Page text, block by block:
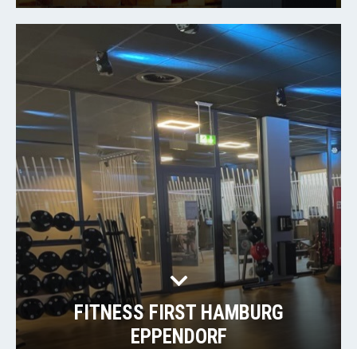
FITNESS FIRST HAMBURG
EPPENDORF